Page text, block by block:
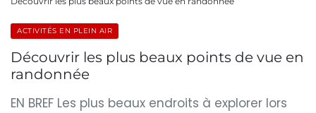
ACTIVITÉS EN PLEIN AIR
Découvrir les plus beaux points de vue en
randonnée
EN BREF Les plus beaux endroits à explorer lors